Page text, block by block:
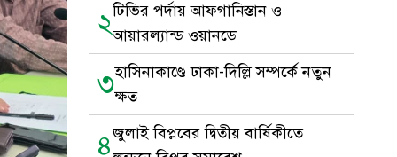
২টিভির পর্দায় আফগানিস্তান ও
আয়ারল্যান্ড ওয়ানডে
৩হাসিনাকাণ্ডে ঢাকা-দিল্লি সম্পর্কে নতুন
ক্ষত
৪জুলাই বিপ্লবের দ্বিতীয় বার্ষিকীতে